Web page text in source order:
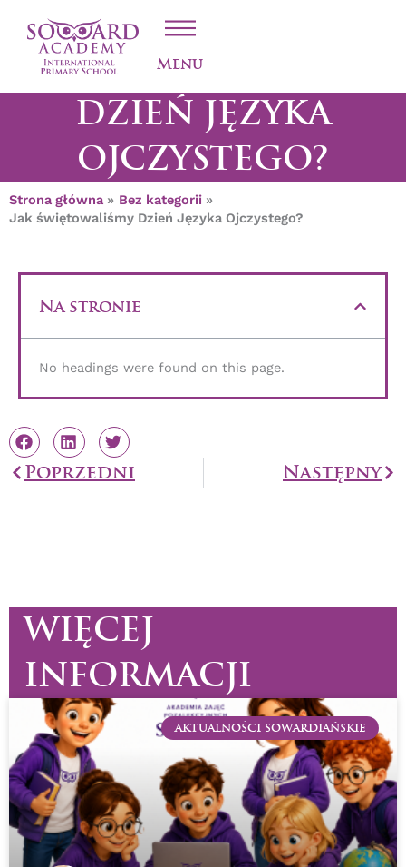
Menu
JAK
ŚWIĘTOWALIŚMY
DZIEŃ JĘZYKA
OJCZYSTEGO?
Strona główna
Bez kategorii
Jak świętowaliśmy Dzień Języka Ojczystego?
Na stronie
No headings were found on this page.
PrevPoprzedni Następny
WIĘCEJ
INFORMACJI
AKTUALNOŚCI SOWARDIAŃSKIE